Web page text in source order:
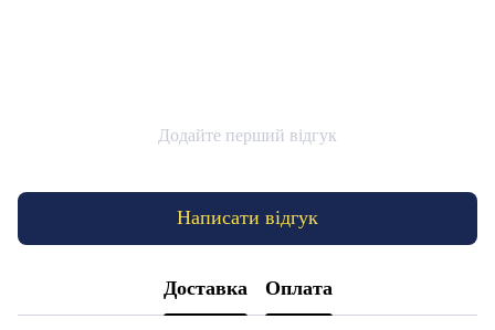
Додайте перший відгук
Написати відгук
Доставка Оплата